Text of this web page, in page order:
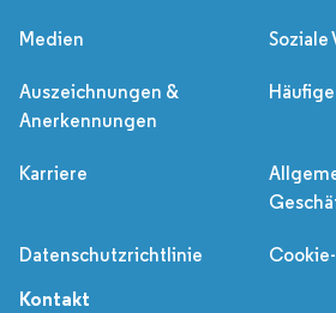
Medien Soziale
Auszeichnungen &
Anerkennungen
Karriere
Datenschutzrichtlinie
Kontakt